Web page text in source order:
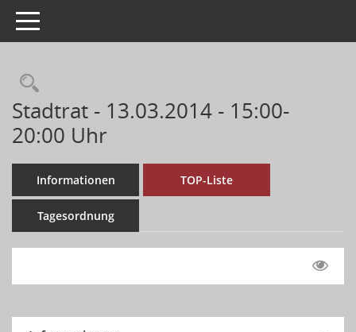
Toggle navigation
Stadtrat - 13.03.2014 - 15:00-
20:00 Uhr
Informationen TOP-Liste
Tagesordnung